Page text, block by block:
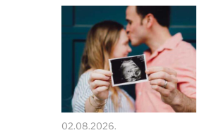
02.08.2026.